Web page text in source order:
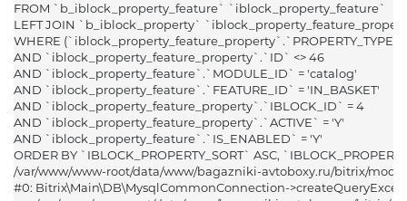
Год выпуска
Марка авто
Alfa Romeo (Альфа Ромео)
Acura (Акура)
Audi (Ауди)
BAIC (БАИК)
BMW (БМВ)
FROM `b_iblock_property_feature` `iblock_property_feature`
LEFT JOIN `b_iblock_property`
WHERE
AND `iblock_property_feature_property`.`ID` <> 46
AND `iblock_property_feature`.`MODULE_ID` = 'catalog'
AND `iblock_property_feature`.`FEATURE_ID` = 'IN_BASKET'
AND `iblock_property_feature_property`.`IBLOCK_ID` = 4
AND `iblock_property_feature_property`.`ACTIVE` = 'Y'
AND `iblock_property_feature`.`IS_ENABLED` = 'Y'
ORDER BY `IBLOCK_PROPERTY_SORT` ASC,
/var/www/www-root/data/www/bagazniki-avtoboxy.ru/bitrix/
#0: Bitrix\Main\DB\MysqlCommonConnection-